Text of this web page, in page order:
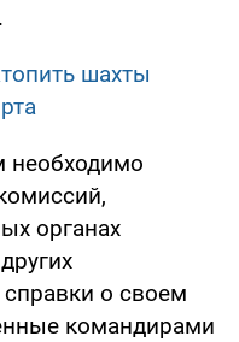
шахты
необходимо
органах
справки о своем
командирами